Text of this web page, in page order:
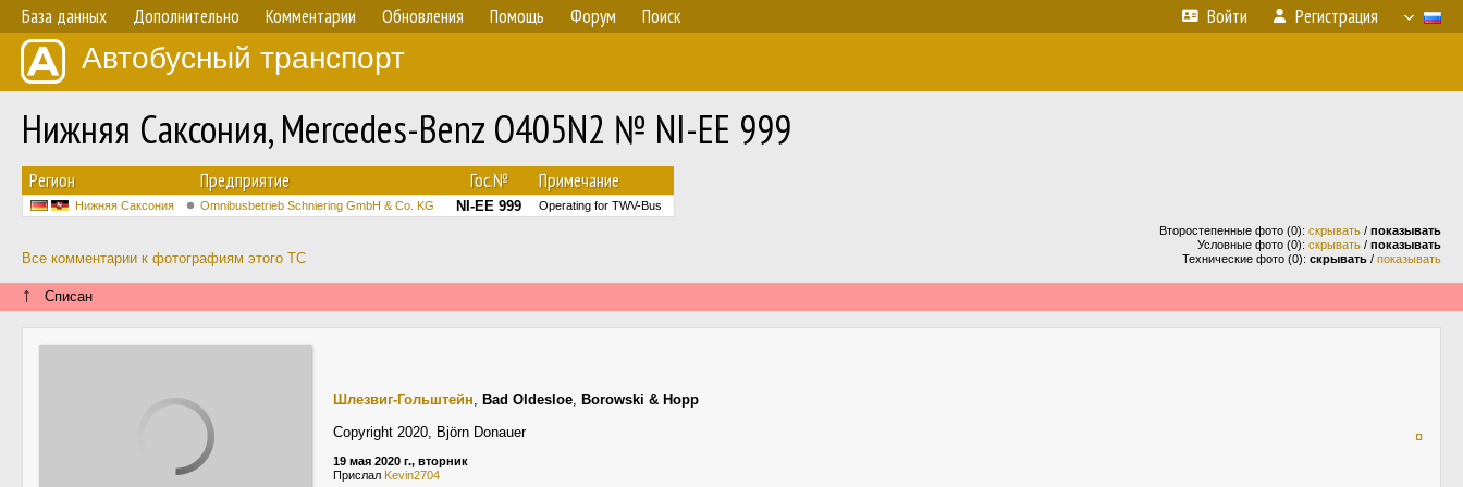
База данных Дополнительно Комментарии Обновления Помощь Форум Поиск Войти Регистрация
Автобусный транспорт
Нижняя Саксония, Mercedes-Benz O405N2 № NI-EE 999
Регион Предприятие Гос.№ Примечание
Нижняя Саксония Omnibusbetrieb Schniering GmbH & Co. KG NI-EE 999 Operating for TWV-Bus
Все комментарии к фотографиям этого ТС
Второстепенные фото (0): скрывать / показывать
Условные фото (0): скрывать / показывать
Технические фото (0): скрывать / показывать
↑ Списан
Шлезвиг-Гольштейн, Bad Oldesloe, Borowski & Hopp
Copyright 2020, Björn Donauer
19 мая 2020 г., вторник
Прислал Kevin2704
¤